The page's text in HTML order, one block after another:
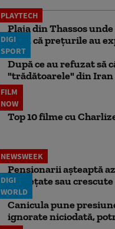
PLAYTECH
Plaja din Thassos
spun că prețurile au
DIGI
SPORT
După ce au refuzat să
"trădătoarele" din
FILM
NOW
Top 10 filme cu
NEWSWEEK
Pensionarii așteaptă
înghețate sau crescute
DIGI
WORLD
Canicula pune
ignorate niciodată,